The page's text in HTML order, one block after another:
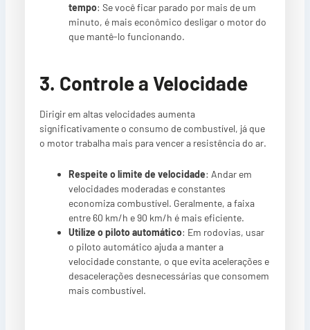
tempo: Se você ficar parado por mais de um
minuto, é mais econômico desligar o motor do
que mantê-lo funcionando.
3. Controle a Velocidade
Dirigir em altas velocidades aumenta
significativamente o consumo de combustível, já que
o motor trabalha mais para vencer a resistência do ar.
Respeite o limite de velocidade: Andar em
velocidades moderadas e constantes
economiza combustível. Geralmente, a faixa
entre 60 km/h e 90 km/h é mais eficiente.
Utilize o piloto automático: Em rodovias, usar
o piloto automático ajuda a manter a
velocidade constante, o que evita acelerações e
desacelerações desnecessárias que consomem
mais combustível.